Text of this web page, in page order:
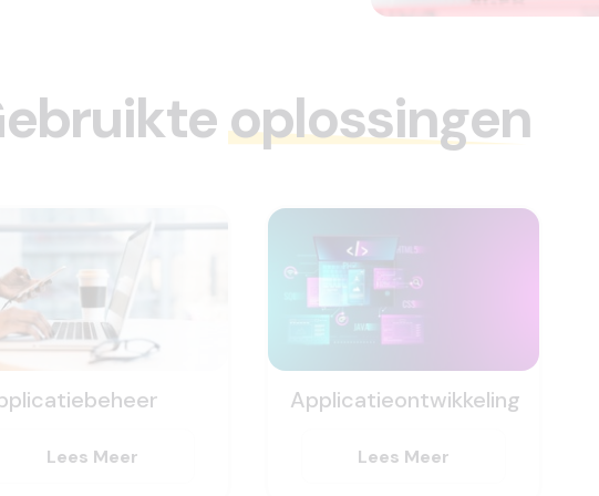
oplossingen
Lees Meer
Applicatieontwikkeling
Lees Meer